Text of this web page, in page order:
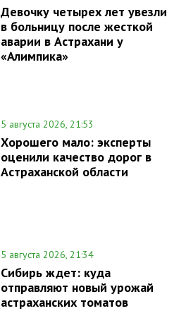
Девочку четырех лет увезли
в больницу после жесткой
аварии в Астрахани у
«Алимпика»
5 августа 2026, 21:53
Хорошего мало: эксперты
оценили качество дорог в
Астраханской области
5 августа 2026, 21:34
Сибирь ждет: куда
отправляют новый урожай
астраханских томатов